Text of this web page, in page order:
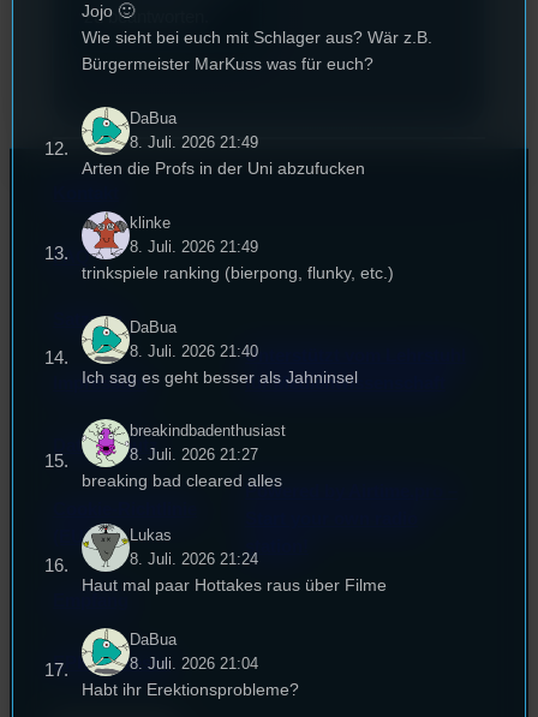
zu beantworten.
FAQ
Satzung
Impressum
Datenschutz
(EU)
EPK & Presse
Unterstützt vom Lehrstuhl
für Medienwissenschaft
Powered by Airtime.pro –
Jojo 🙂
Wie sieht bei euch mit Schlager aus? Wär z.B.
Bürgermeister MarKuss was für euch?
DaBua
8. Juli. 2026 21:49
Arten die Profs in der Uni abzufucken
klinke
8. Juli. 2026 21:49
trinkspiele ranking (bierpong, flunky, etc.)
DaBua
8. Juli. 2026 21:40
Ich sag es geht besser als Jahninsel
breakindbadenthusiast
8. Juli. 2026 21:27
breaking bad cleared alles
Lukas
8. Juli. 2026 21:24
Haut mal paar Hottakes raus über Filme
DaBua
8. Juli. 2026 21:04
Habt ihr Erektionsprobleme?